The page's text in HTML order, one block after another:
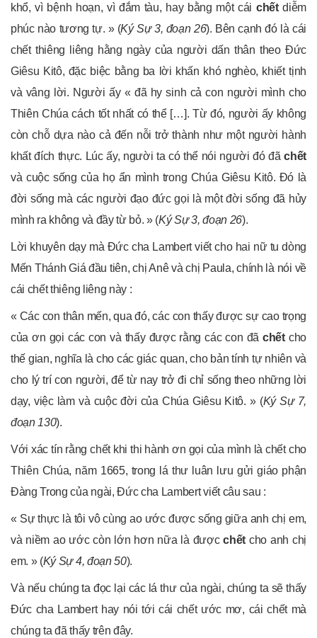
khổ, vì bệnh hoạn, vì đắm tàu, hay bằng một cái chếtdiễm
phúc nào tương tự. » (Ký Sự 3, đoạn 26). Bên cạnh đó là cái
chết thiêng liêng hằng ngày của người dấn thân theo Đức
Giêsu Kitô, đặc biệc bằng ba lời khấn khó nghèo, khiết tịnh
và vâng lời. Người ấy « đã hy sinh cả con người mình cho
Thiên Chúa cách tốt nhất có thể […]. Từ đó, người ấy không
còn chỗ dựa nào cả đến nỗi trở thành như một người hành
khất đích thực. Lúc ấy, người ta có thể nói người đó đãchết
và cuộc sống của họ ẩn mình trong Chúa Giêsu Kitô. Đó là
đời sống mà các người đạo đức gọi là một đời sống đã hủy
mình ra không và đầy từ bỏ. » (Ký Sự 3, đoạn 26).
Lời khuyên dạy mà Đức cha Lambert viết cho hai nữ tu dòng
Mến Thánh Giá đầu tiên, chị Anê và chị Paula, chính là nói về
cái chết thiêng liêng này :
« Các con thân mến, qua đó, các con thấy được sự cao trọng
của ơn gọi các con và thấy được rằng các con đãchếtcho
thế gian, nghĩa là cho các giác quan, cho bản tính tự nhiên và
cho lý trí con người, để từ nay trở đi chỉ sống theo những lời
dạy, việc làm và cuộc đời của Chúa Giêsu Kitô. » (Ký Sự 7,
đoạn 130).
Với xác tín rằng chết khi thi hành ơn gọi của mình là chết cho
Thiên Chúa, năm 1665, trong lá thư luân lưu gửi giáo phận
Đàng Trong của ngài, Đức cha Lambert viết câu sau :
« Sự thực là tôi vô cùng ao ước được sống giữa anh chị em,
và niềm ao ước còn lớn hơn nữa là đượcchết cho anh chị
em. » (Ký Sự 4, đoạn 50).
Và nếu chúng ta đọc lại các lá thư của ngài, chúng ta sẽ thấy
Đức cha Lambert hay nói tới cái chết ước mơ, cái chết mà
chúng ta đã thấy trên đây.